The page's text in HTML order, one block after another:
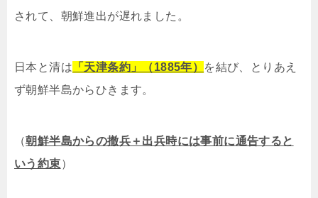
されて、朝鮮進出が遅れました。
日本と清は 「天津条約」（1885年）
を結び、とりあえ
ず朝鮮半島からひきます。
（朝鮮半島からの撤兵＋出兵時には事前に通告すると
いう約束）